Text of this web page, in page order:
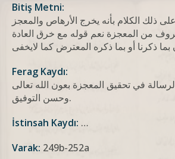
Bitiş Metni:
ذلك الكلام بأنه يخرج الأرهاص والمعجز
من المعجزة نعم قوله مع خرق العادة
Ferag Kaydı:
في تحقيق المعجزة بعون الله تعالى
وحسن التوفيق.
İstinsah Kaydı: …
Varak: 249b-252a